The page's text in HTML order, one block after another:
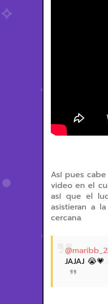
Así pues
video en el
así que el
asistieran a
cercana.
JAJAJ 😭💗